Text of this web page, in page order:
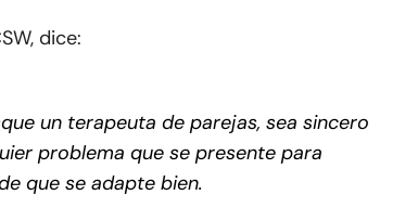
dice:
un terapeuta de parejas, sea sincero
problema que se presente para
que se adapte bien.